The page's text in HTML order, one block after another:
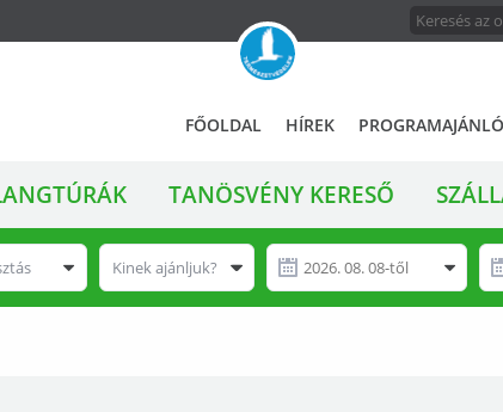
A
természetvédelem
honlapja
FŐMENÜ
FŐOLDAL HÍREK PROGRAMAJÁNLÓ
TANÖSVÉNY KERESŐ
Kinek ajánljuk?